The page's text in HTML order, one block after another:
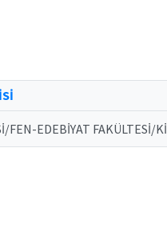
FEN-EDEBİYAT FAKÜLTESİ/